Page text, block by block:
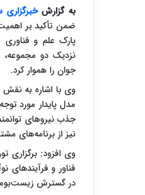
به گزارش خبرگزاری
ضمن تأکید بر
پارک علم و
نزدیک دو مجموعه،
جوان را هموار کرد.
وی با اشاره به نقش
مدل پایدار مورد
جذب نیروهای
نیز از برنامه‌های
وی افزود: برگزاری
فناور و
در گسترش زیست‌بوم